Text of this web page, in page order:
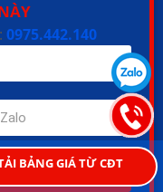
0975.442.140
BẢNG GIÁ TỪ CĐT